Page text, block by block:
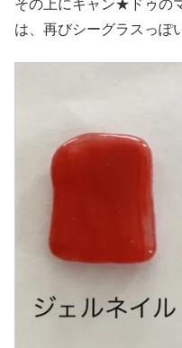
その上にキャン★ドゥの
は、再びシーグラスっぽ